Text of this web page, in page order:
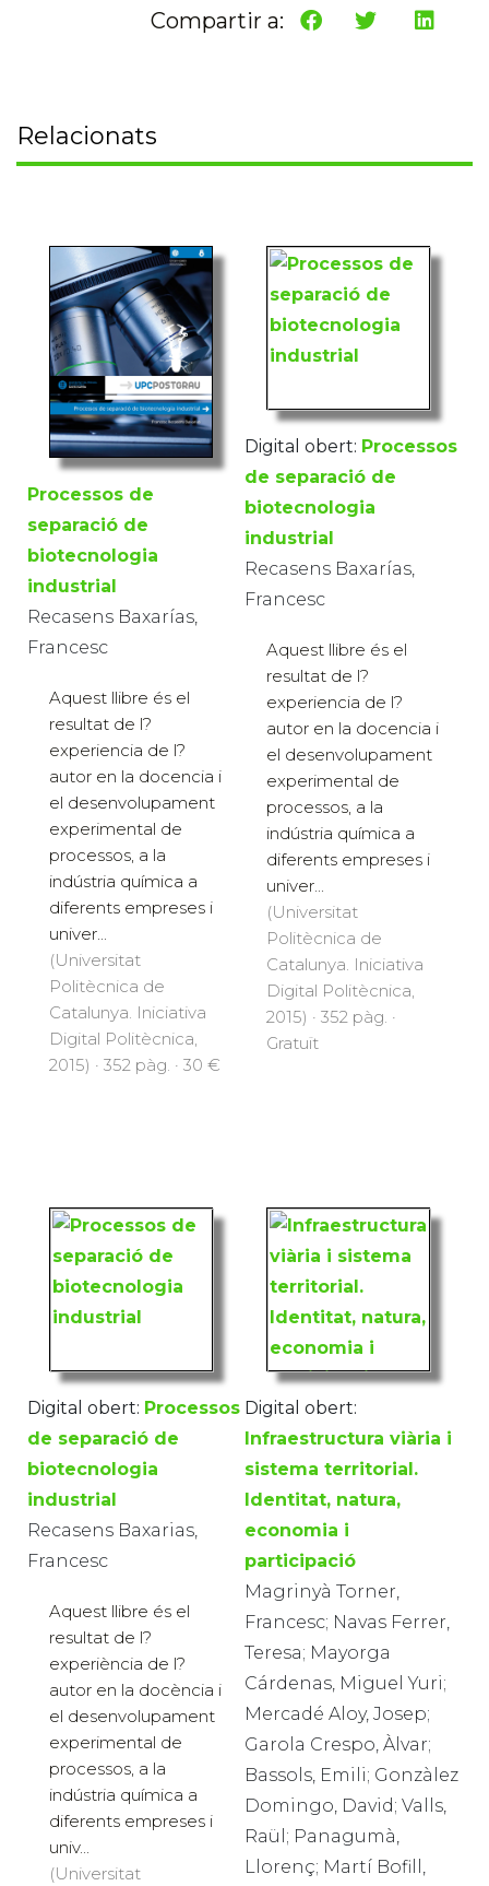
Compartir a:
Relacionats
Processos de
separació de
biotecnologia
industrial
Recasens Baxarías,
Francesc
Aquest llibre és el
resultat de l?
experiencia de l?
autor en la docencia i
el desenvolupament
experimental de
processos, a la
indústria química a
diferents empreses i
univer...
(Universitat
Politècnica de
Catalunya. Iniciativa
Digital Politècnica,
2015) · 352 pàg. · 30 €
Digital obert: Processos
de separació de
biotecnologia
industrial
Recasens Baxarías,
Francesc
Aquest llibre és el
resultat de l?
experiencia de l?
autor en la docencia i
el desenvolupament
experimental de
processos, a la
indústria química a
diferents empreses i
univer...
(Universitat
Politècnica de
Catalunya. Iniciativa
Digital Politècnica,
2015) · 352 pàg. ·
Gratuït
Digital obert: Processos
de separació de
biotecnologia
industrial
Recasens Baxarias,
Francesc
Aquest llibre és el
resultat de l?
experiència de l?
autor en la docència i
el desenvolupament
experimental de
processos, a la
indústria química a
diferents empreses i
univ...
(Universitat
Digital obert:
Infraestructura viària i
sistema territorial.
Identitat, natura,
economia i
participació
Magrinyà Torner,
Francesc; Navas Ferrer,
Teresa; Mayorga
Cárdenas, Miguel Yuri;
Mercadé Aloy, Josep;
Garola Crespo, Àlvar;
Bassols, Emili; Gonzàlez
Domingo, David; Valls,
Raül; Panagumà,
Llorenç; Martí Bofill,